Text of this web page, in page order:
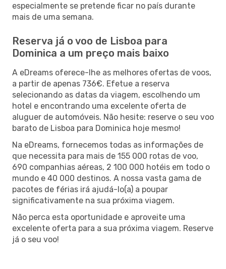
especialmente se pretende ficar no país durante
mais de uma semana.
Reserva já o voo de Lisboa para
Dominica a um preço mais baixo
A eDreams oferece-lhe as melhores ofertas de voos,
a partir de apenas 736€. Efetue a reserva
selecionando as datas da viagem, escolhendo um
hotel e encontrando uma excelente oferta de
aluguer de automóveis. Não hesite: reserve o seu voo
barato de Lisboa para Dominica hoje mesmo!
Na eDreams, fornecemos todas as informações de
que necessita para mais de 155 000 rotas de voo,
690 companhias aéreas, 2 100 000 hotéis em todo o
mundo e 40 000 destinos. A nossa vasta gama de
pacotes de férias irá ajudá-lo(a) a poupar
significativamente na sua próxima viagem.
Não perca esta oportunidade e aproveite uma
excelente oferta para a sua próxima viagem. Reserve
já o seu voo!